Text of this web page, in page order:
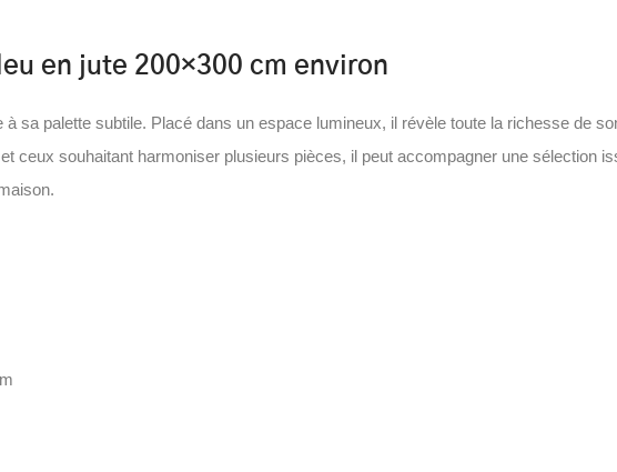
en jute 200×300 cm environ
sa palette subtile. Placé dans un espace lumineux, il révèle toute la richesse de
ceux souhaitant harmoniser plusieurs pièces, il peut accompagner une sélection